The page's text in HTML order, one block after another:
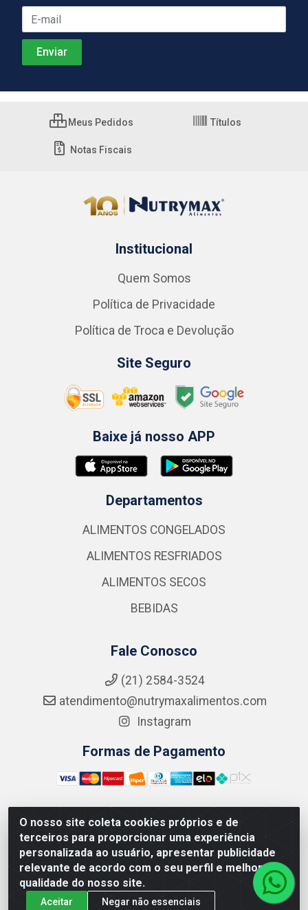
O nosso site coleta cookies próprios e de
terceiros para proporcionar uma experiência
personalizada ao usuário, apresentar publicidade
relevante de acordo com o seu perfil e melhorar a
qualidade do nosso site.
Aceitar Negar não essenciais
Meus Pedidos Títulos
Notas Fiscais
Institucional
Quem Somos
Política de Privacidade
Política de Troca e Devolução
Site Seguro
Baixe já nosso APP
Departamentos
ALIMENTOS CONGELADOS
ALIMENTOS RESFRIADOS
ALIMENTOS SECOS
BEBIDAS
Fale Conosco
(21) 2584-3524
atendimento@nutrymaxalimentos.com
Instagram
Formas de Pagamento
NUTRY MAX COMÉRCIO DE PRODUTOS ALIMENTICIOS
LTDA - RUA DO FEIJÃO, 721 PENHA CIRCULAR/RJ -
CNPJ: 15.796.122/0001-03